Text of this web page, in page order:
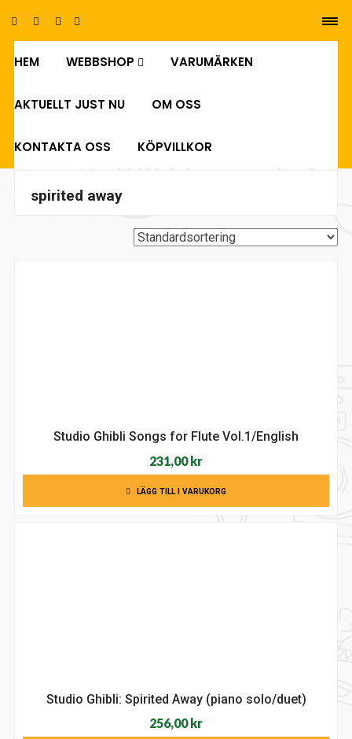
HEM WEBBSHOP VARUMÄRKEN
AKTUELLT JUST NU OM OSS
KONTAKTA OSS KÖPVILLKOR
spirited away
Studio Ghibli Songs for Flute Vol.1/English
231,00 kr
LÄGG TILL I VARUKORG
Studio Ghibli: Spirited Away (piano solo/duet)
256,00 kr